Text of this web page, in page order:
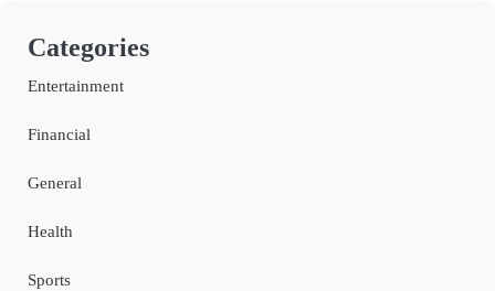
Categories
Entertainment
Financial
General
Health
Sports